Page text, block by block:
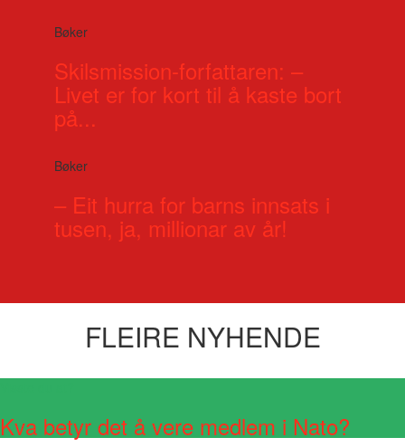
Bøker
Skilsmission-forfattaren: –
Livet er for kort til å kaste bort
på...
Bøker
– Eit hurra for barns innsats i
tusen, ja, millionar av år!
FLEIRE NYHENDE
Kva betyr det å vere medlem i Nato?